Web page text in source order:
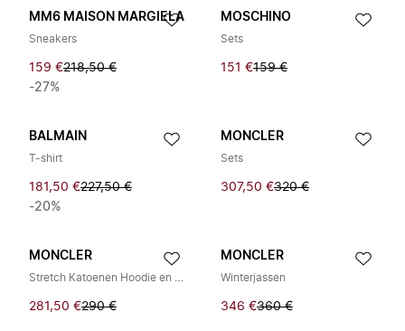
MM6 MAISON MARGIELA
Sneakers
159 €218,50 €
-27%
MOSCHINO
Sets
151 €159 €
BALMAIN
T-shirt
181,50 €227,50 €
-20%
MONCLER
Sets
307,50 €320 €
MONCLER
Stretch Katoenen Hoodie en Joggingbroek Set
281,50 €290 €
MONCLER
Winterjassen
346 €360 €